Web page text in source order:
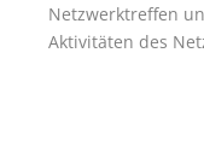
Netzwerktreffen
Aktivitäten des